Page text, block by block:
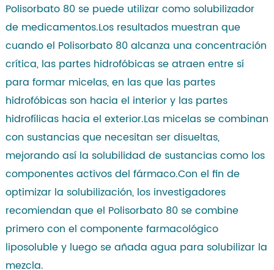
Polisorbato 80 se puede utilizar como solubilizador
de medicamentos.Los resultados muestran que
cuando el Polisorbato 80 alcanza una concentración
crítica, las partes hidrofóbicas se atraen entre sí
para formar micelas, en las que las partes
hidrofóbicas son hacia el interior y las partes
hidrofílicas hacia el exterior.Las micelas se combinan
con sustancias que necesitan ser disueltas,
mejorando así la solubilidad de sustancias como los
componentes activos del fármaco.Con el fin de
optimizar la solubilización, los investigadores
recomiendan que el Polisorbato 80 se combine
primero con el componente farmacológico
liposoluble y luego se añada agua para solubilizar la
mezcla.